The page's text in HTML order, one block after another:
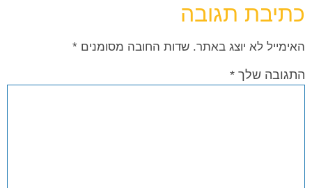
כתיבת תגובה
האימייל לא יוצג באתר. שדות החובה מסומנים *
התגובה שלך *